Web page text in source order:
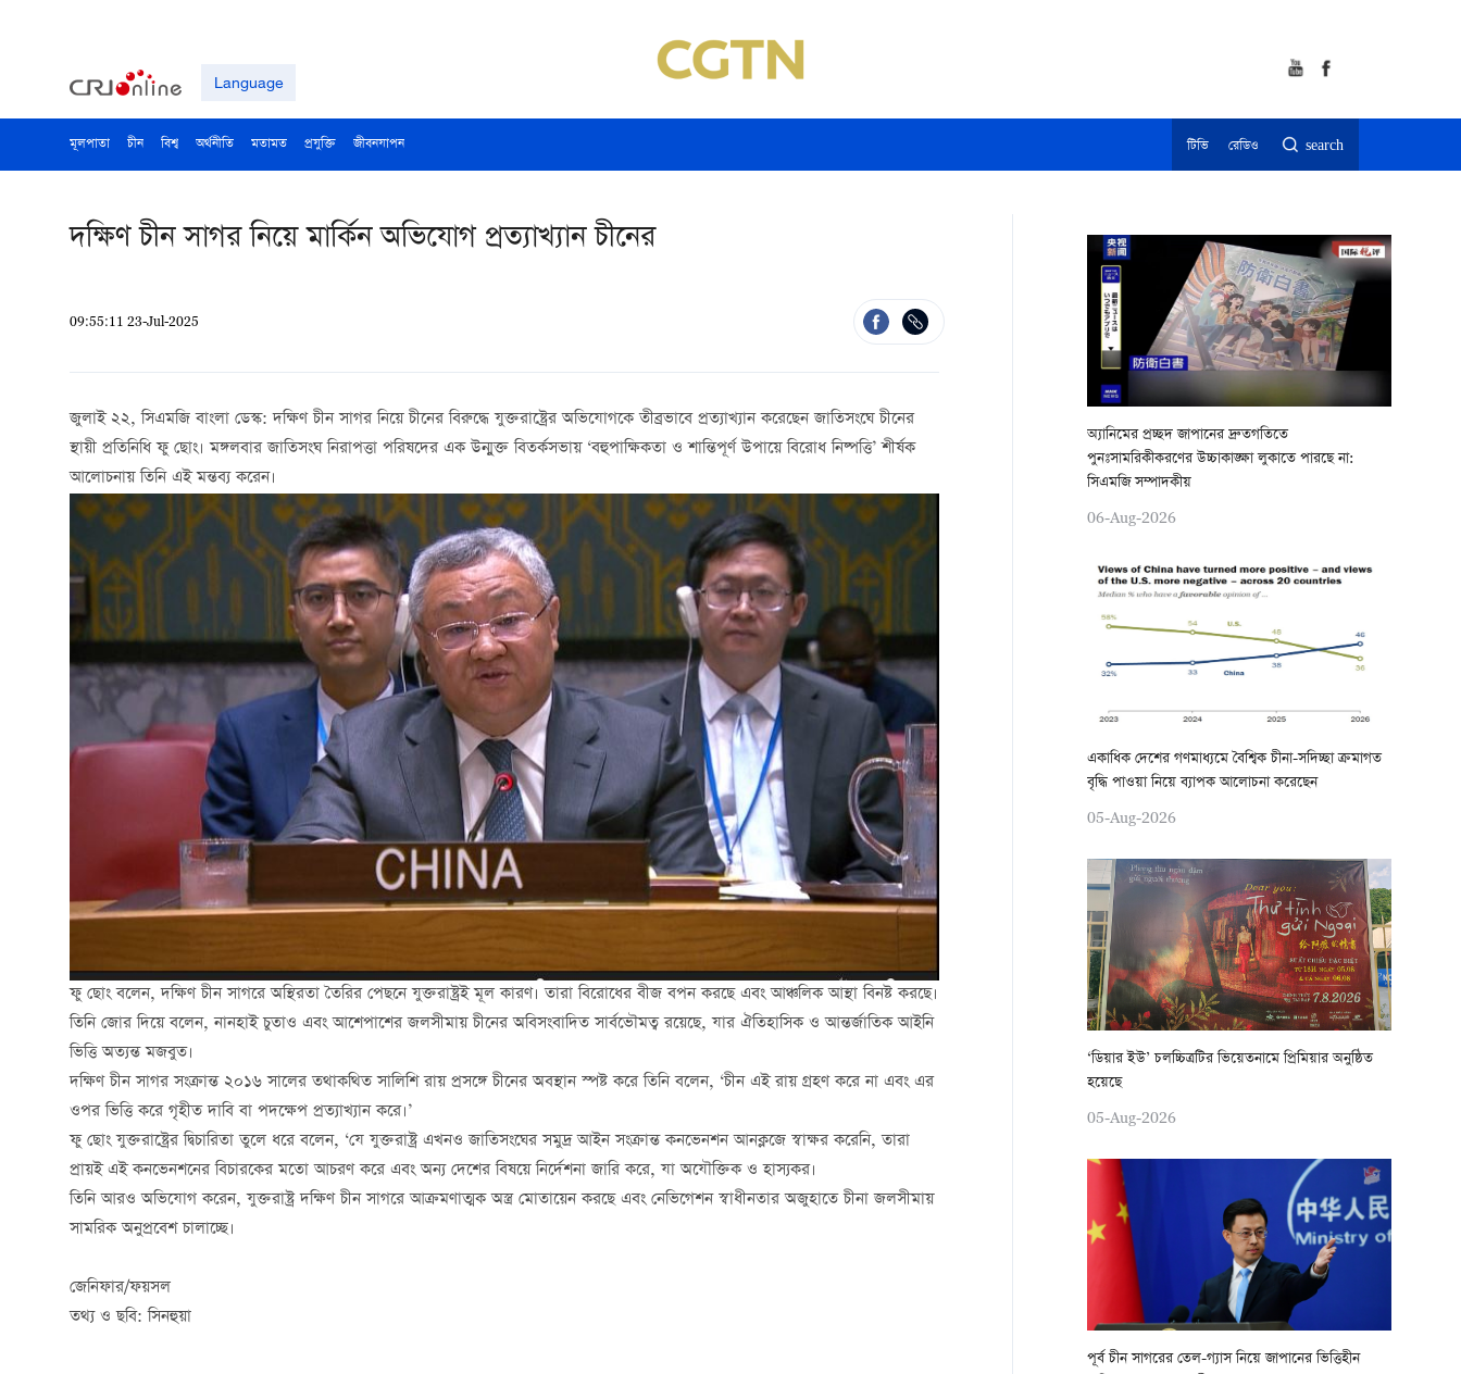
Language
মূলপাতা চীন বিশ্ব অর্থনীতি মতামত প্রযুক্তি জীবনযাপন টিভি রেডিও search
দক্ষিণ চীন সাগর নিয়ে মার্কিন অভিযোগ প্রত্যাখ্যান চীনের
09:55:11 23-Jul-2025
জুলাই ২২, সিএমজি বাংলা ডেস্ক: দক্ষিণ চীন সাগর নিয়ে চীনের বিরুদ্ধে যুক্তরাষ্ট্রের অভিযোগকে তীব্রভাবে প্রত্যাখ্যান করেছেন জাতিসংঘে চীনের
স্থায়ী প্রতিনিধি ফু ছোং। মঙ্গলবার জাতিসংঘ নিরাপত্তা পরিষদের এক উন্মুক্ত বিতর্কসভায় ‘বহুপাক্ষিকতা ও শান্তিপূর্ণ উপায়ে বিরোধ নিষ্পত্তি’ শীর্ষক
আলোচনায় তিনি এই মন্তব্য করেন।
ফু ছোং বলেন, দক্ষিণ চীন সাগরে অস্থিরতা তৈরির পেছনে যুক্তরাষ্ট্রই মূল কারণ। তারা বিরোধের বীজ বপন করছে এবং আঞ্চলিক আস্থা বিনষ্ট করছে।
তিনি জোর দিয়ে বলেন, নানহাই চুতাও এবং আশেপাশের জলসীমায় চীনের অবিসংবাদিত সার্বভৌমত্ব রয়েছে, যার ঐতিহাসিক ও আন্তর্জাতিক আইনি
ভিত্তি অত্যন্ত মজবুত।
দক্ষিণ চীন সাগর সংক্রান্ত ২০১৬ সালের তথাকথিত সালিশি রায় প্রসঙ্গে চীনের অবস্থান স্পষ্ট করে তিনি বলেন, ‘চীন এই রায় গ্রহণ করে না এবং এর
ওপর ভিত্তি করে গৃহীত দাবি বা পদক্ষেপ প্রত্যাখ্যান করে।’
ফু ছোং যুক্তরাষ্ট্রের দ্বিচারিতা তুলে ধরে বলেন, ‘যে যুক্তরাষ্ট্র এখনও জাতিসংঘের সমুদ্র আইন সংক্রান্ত কনভেনশন আনক্লজে স্বাক্ষর করেনি, তারা
প্রায়ই এই কনভেনশনের বিচারকের মতো আচরণ করে এবং অন্য দেশের বিষয়ে নির্দেশনা জারি করে, যা অযৌক্তিক ও হাস্যকর।
তিনি আরও অভিযোগ করেন, যুক্তরাষ্ট্র দক্ষিণ চীন সাগরে আক্রমণাত্মক অস্ত্র মোতায়েন করছে এবং নেভিগেশন স্বাধীনতার অজুহাতে চীনা জলসীমায়
সামরিক অনুপ্রবেশ চালাচ্ছে।
জেনিফার/ফয়সল
তথ্য ও ছবি: সিনহুয়া
অ্যানিমের প্রচ্ছদ জাপানের দ্রুতগতিতে
পুনঃসামরিকীকরণের উচ্চাকাঙ্ক্ষা লুকাতে পারছে না:
সিএমজি সম্পাদকীয়
06-Aug-2026
একাধিক দেশের গণমাধ্যমে বৈশ্বিক চীনা-সদিচ্ছা ক্রমাগত
বৃদ্ধি পাওয়া নিয়ে ব্যাপক আলোচনা করেছেন
05-Aug-2026
‘ডিয়ার ইউ’ চলচ্চিত্রটির ভিয়েতনামে প্রিমিয়ার অনুষ্ঠিত
হয়েছে
05-Aug-2026
পূর্ব চীন সাগরের তেল-গ্যাস নিয়ে জাপানের ভিত্তিহীন